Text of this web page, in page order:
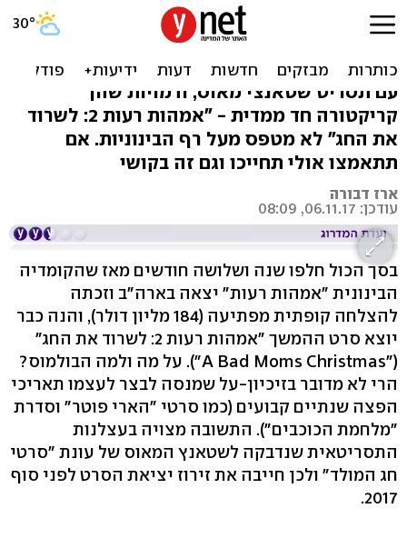
ביקורת סרט: "אמהות רעות
עם תסריט שטאנצי מאוס, ודמויות שהן
קריקטורה חד ממדית - "אמהות רעות 2: לשרוד
את החג" לא מטפס מעל רף הבינוניות. אם
תתאמצו אולי תחייכו וגם זה בקושי
ארז דבורה
עודכן: 06.11.17, 08:09
בסך הכול חלפו שנה ושלושה חודשים מאז שהקומדיה
הבינונית "אמהות רעות" יצאה בארה"ב וזכתה
להצלחה קופתית מפתיעה (184 מליון דולר), והנה כבר
יוצא סרט ההמשך "אמהות רעות 2: לשרוד את החג"
("A Bad Moms Christmas"). על מה ולמה הבולמוס?
הרי לא מדובר בזיכיון-על שמנסה לבצר לעצמו תאריכי
הפצה שנתיים קבועים (כמו סרטי "הארי פוטר" וסדרת
"מלחמת הכוכבים"). התשובה מצויה בעצלנות
התסריטאית שנדבקה לשטאנץ המאוס של עונת "סרטי
חג המולד" ולכן חייבה את זירוז יציאת הסרט לפני סוף
2017.